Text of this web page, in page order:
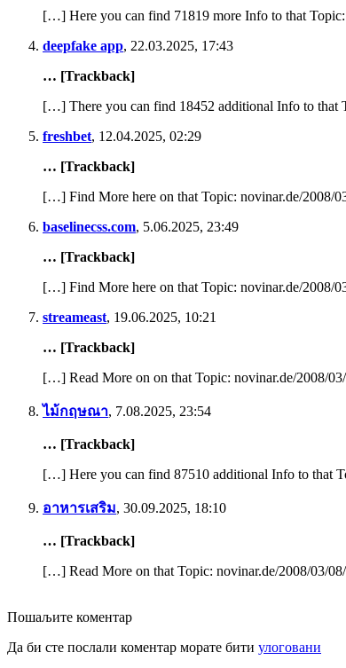
[…] Here you can find 71819 more Info to that
deepfake app, 22.03.2025, 17:43
… [Trackback]
[…] There you can find 18452 additional Info to that
freshbet, 12.04.2025, 02:29
… [Trackback]
[…] Find More here on that Topic: novinar.de/2008/
baselinecss.com, 5.06.2025, 23:49
… [Trackback]
[…] Find More here on that Topic: novinar.de/2008/
streameast, 19.06.2025, 10:21
… [Trackback]
[…] Read More on on that Topic: novinar.de/2008/
ไม้กฤษณา, 7.08.2025, 23:54
… [Trackback]
[…] Here you can find 87510 additional Info to that
อาหารเสริม, 30.09.2025, 18:10
… [Trackback]
[…] Read More on that Topic: novinar.de/2008/03/
Пошаљите коментар
Да би сте послали коментар морате бити улоговани